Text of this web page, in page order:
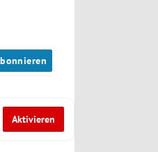
Aktivieren